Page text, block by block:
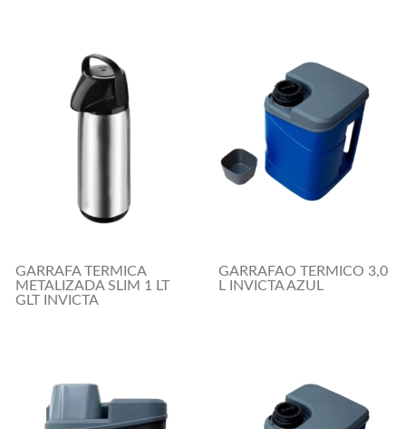
GARRAFA TERMICA
METALIZADA SLIM 1 LT
GLT INVICTA
GARRAFAO TERMICO 3,0
L INVICTA AZUL